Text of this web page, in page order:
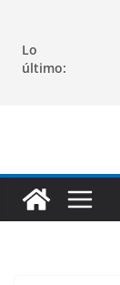
contenido
Lo
último: